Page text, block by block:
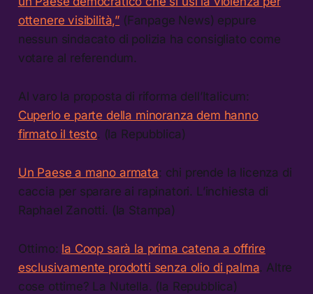
ottenere visibilità,” (Fanpage News) eppure
nessun sindacato di polizia ha consigliato come
votare al referendum.
Al varo la proposta di riforma dell’Italicum:
Cuperlo e parte della minoranza dem hanno
firmato il testo. (la Repubblica)
Un Paese a mano armata: chi prende la licenza di
caccia per sparare ai rapinatori. L’inchiesta di
Raphael Zanotti. (la Stampa)
Ottimo: la Coop sarà la prima catena a offrire
esclusivamente prodotti senza olio di palma. Altre
cose ottime? La Nutella. (la Repubblica)